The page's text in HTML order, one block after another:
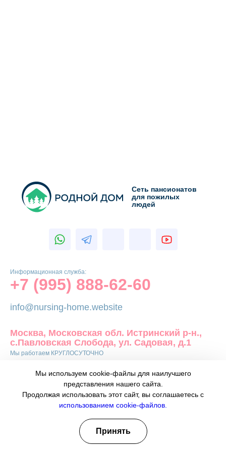
Сеть пансионатов
для пожилых
людей
Информационная служба:
+7 (995) 888-62-60
info@nursing-home.website
Москва, Московская обл. Истринский р-н.,
с.Павловская Слобода, ул. Садовая, д.1
Мы работаем КРУГЛОСУТОЧНО
Услуги
Перевозка больных в хоспис
Междугородные перевозки больных
Лечение пожилых людей
Перевозка больных с психическими
Мы используем cookie-файлы для наилучшего
представления нашего сайта.
Продолжая использовать этот сайт, вы соглашаетесь с
использованием cookie-файлов.
Принять